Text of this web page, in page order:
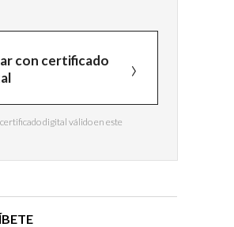
con certificado
digital válido en este